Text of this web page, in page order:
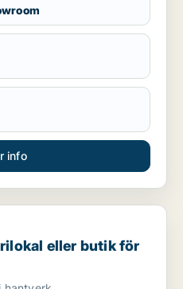
info
butik för uthyrning i Uppsala
eller butik för